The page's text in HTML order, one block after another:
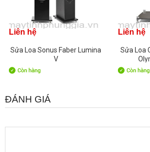
Liên hệ
Sửa Loa Sonus Faber Lumina
V
Liên hệ
Sửa Loa
ĐÁNH GIÁ